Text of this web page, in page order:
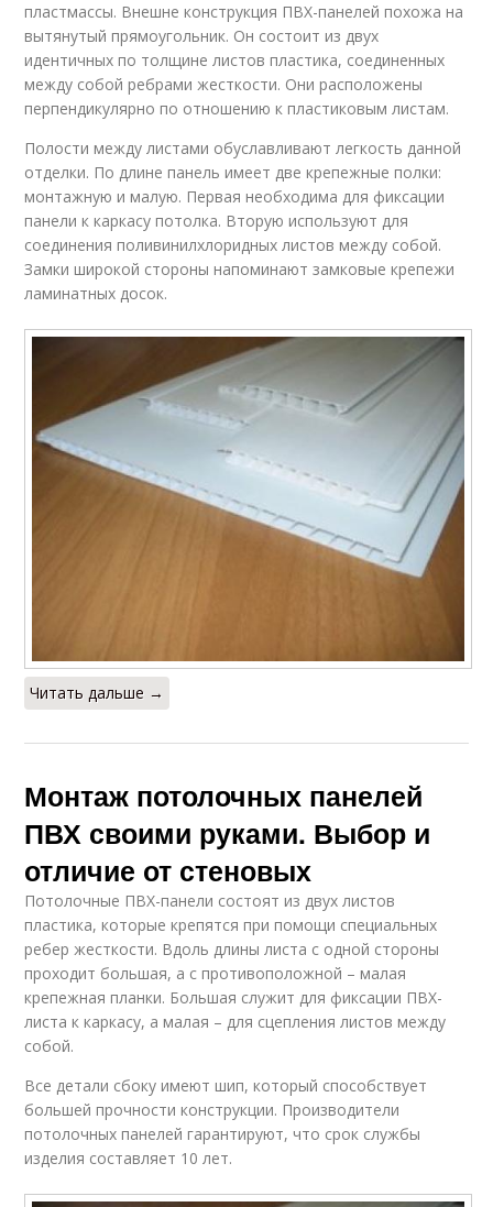
пластмассы. Внешне конструкция ПВХ-панелей похожа на
вытянутый прямоугольник. Он состоит из двух
идентичных по толщине листов пластика, соединенных
между собой ребрами жесткости. Они расположены
перпендикулярно по отношению к пластиковым листам.
Полости между листами обуславливают легкость данной
отделки. По длине панель имеет две крепежные полки:
монтажную и малую. Первая необходима для фиксации
панели к каркасу потолка. Вторую используют для
соединения поливинилхлоридных листов между собой.
Замки широкой стороны напоминают замковые крепежи
ламинатных досок.
Читать дальше →
Монтаж потолочных панелей
ПВХ своими руками. Выбор и
отличие от стеновых
Потолочные ПВХ-панели состоят из двух листов
пластика, которые крепятся при помощи специальных
ребер жесткости. Вдоль длины листа с одной стороны
проходит большая, а с противоположной – малая
крепежная планки. Большая служит для фиксации ПВХ-
листа к каркасу, а малая – для сцепления листов между
собой.
Все детали сбоку имеют шип, который способствует
большей прочности конструкции. Производители
потолочных панелей гарантируют, что срок службы
изделия составляет 10 лет.